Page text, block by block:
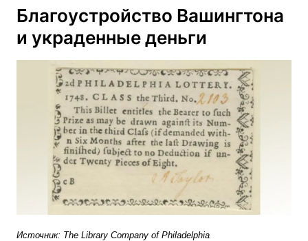
Благоустройство Вашингтона
и украденные деньги
Источник: The Library Company of Philadelphia